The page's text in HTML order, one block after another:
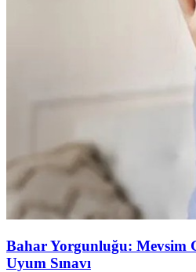
Bahar Yorgunluğu: Mevsim
Uyum Sınavı